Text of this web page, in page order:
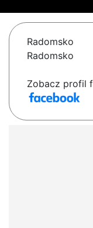
Radomsko
Radomsko
Zobacz profil